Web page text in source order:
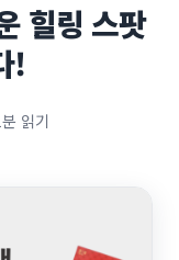
힐링 스팟
!
읽기